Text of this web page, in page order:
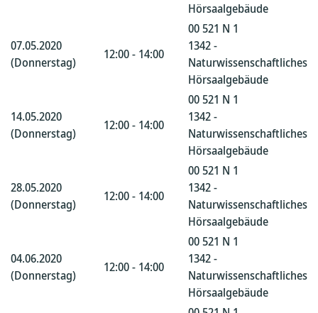
Hörsaalgebäude
07.05.2020
(Donnerstag)
12:00 - 14:00
00 521 N 1
1342 -
Naturwissenschaftliches
Hörsaalgebäude
14.05.2020
(Donnerstag)
12:00 - 14:00
00 521 N 1
1342 -
Naturwissenschaftliches
Hörsaalgebäude
28.05.2020
(Donnerstag)
12:00 - 14:00
00 521 N 1
1342 -
Naturwissenschaftliches
Hörsaalgebäude
04.06.2020
(Donnerstag)
12:00 - 14:00
00 521 N 1
1342 -
Naturwissenschaftliches
Hörsaalgebäude